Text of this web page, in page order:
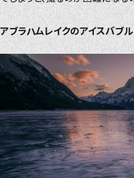
アブラハムレイクのアイスバブル